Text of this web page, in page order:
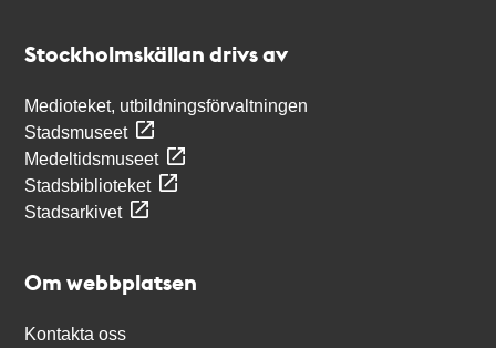
Stockholmskällan drivs av
Medioteket, utbildningsförvaltningen
Stadsmuseet
Medeltidsmuseet
Stadsbiblioteket
Stadsarkivet
Om webbplatsen
Kontakta oss